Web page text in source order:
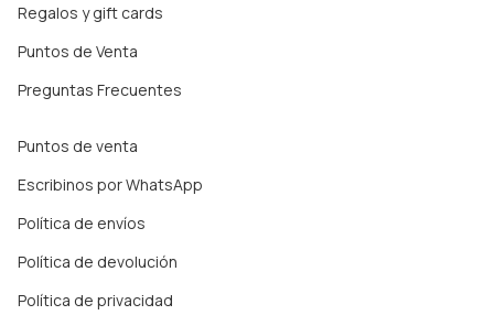
Regalos y gift cards
Puntos de Venta
Preguntas Frecuentes
Puntos de venta
Escribinos por WhatsApp
Política de envíos
Política de devolución
Política de privacidad